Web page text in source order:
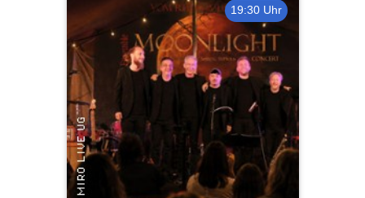
19:30 Uhr